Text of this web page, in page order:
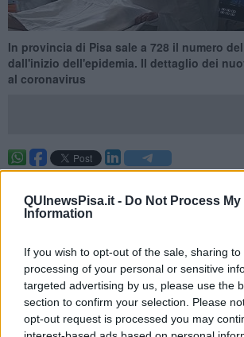
QUInewsPisa.it - Do Not Process My
Information
If you wish to opt-out of the sale, sharing
processing of your personal or sensitive
targeted advertising by us, please use the
section to confirm your selection. Please
opt-out request is processed you may
In provincia di Pisa sale a 728 il numero
dall'inizio dell'epidemia. Il dettaglio dei
al coronavirus
positività al coronavirus in provincia di Pis
riguardano la città capoluogo. Interessate dai
La nuova vittima del Covid-19 è la 728esima in
dall'inizio dell'epidemia e fa parte delle 6
La Regione ha reso noto che si tratta di 3
un'età media di 80,5 anni.